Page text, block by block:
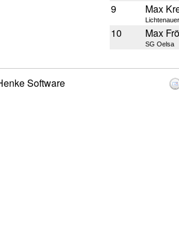
9 Max
10 Max
SG Oelsa
Software